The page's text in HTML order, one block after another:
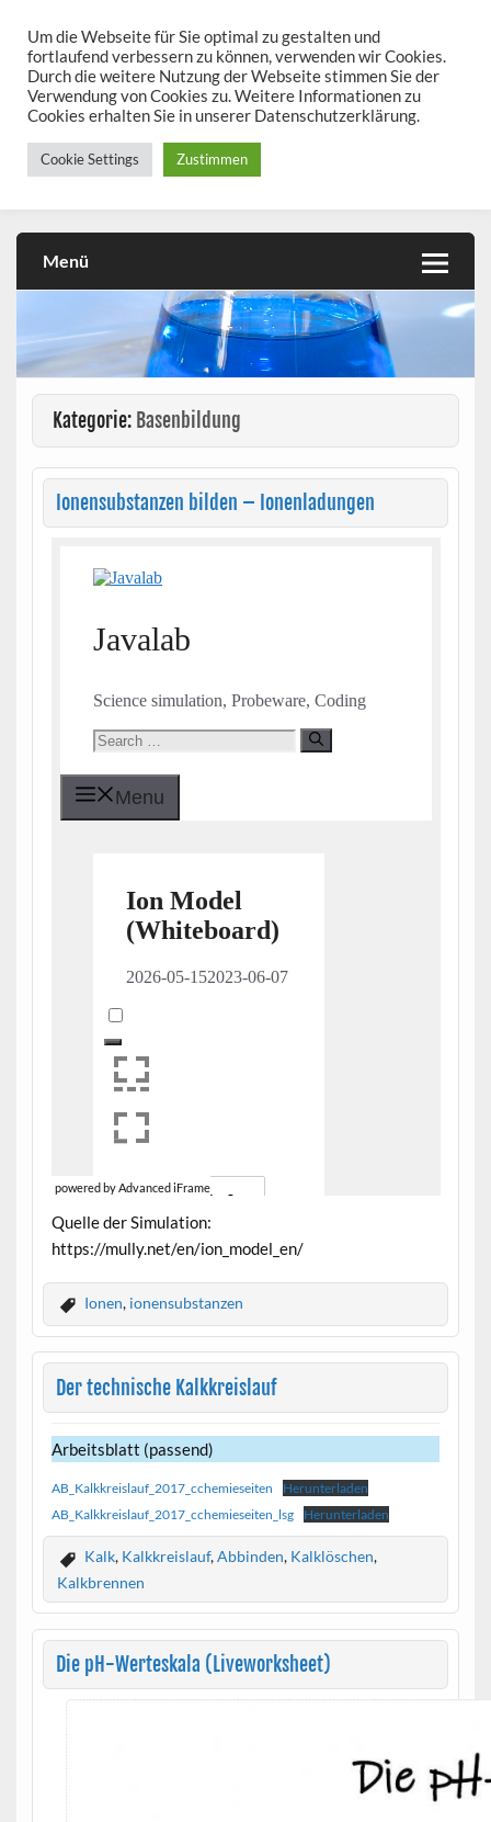
contentchemieseiten.de
Chemie kann man üben!
Menü
Kategorie: Basenbildung
Ionensubstanzen bilden – Ionenladungen
powered by Advanced iFrame
Quelle der Simulation:
https://mully.net/en/ion_model_en/
Ionen, ionensubstanzen
Der technische Kalkkreislauf
Arbeitsblatt (passend)
AB_Kalkkreislauf_2017_cchemieseiten
Herunterladen
AB_Kalkkreislauf_2017_cchemieseiten_lsg
Herunterladen
Kalk, Kalkkreislauf,Abbinden, Kalklöschen,
Kalkbrennen
Die pH-Werteskala (Liveworksheet)
Um die Webseite für Sie optimal zu gestalten und
fortlaufend verbessern zu können, verwenden wir Cookies.
Durch die weitere Nutzung der Webseite stimmen Sie der
Verwendung von Cookies zu. Weitere Informationen zu
Cookies erhalten Sie in unserer Datenschutzerklärung.
Cookie Settings Zustimmen